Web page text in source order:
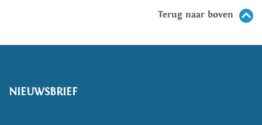
Terug naar boven
NIEUWSBRIEF